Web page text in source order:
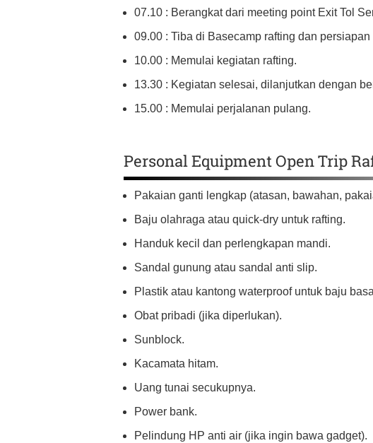
07.10 : Berangkat dari meeting point Exit Tol
09.00 : Tiba di Basecamp rafting dan
10.00 : Memulai kegiatan rafting.
13.30 : Kegiatan selesai, dilanjutkan dengan
15.00 : Memulai perjalanan pulang.
Personal Equipment Open Trip
Pakaian ganti lengkap (atasan, bawahan,
Baju olahraga atau quick-dry untuk rafting.
Handuk kecil dan perlengkapan mandi.
Sandal gunung atau sandal anti slip.
Plastik atau kantong waterproof untuk baju
Obat pribadi (jika diperlukan).
Sunblock.
Kacamata hitam.
Uang tunai secukupnya.
Power bank.
Pelindung HP anti air (jika ingin bawa gadget).